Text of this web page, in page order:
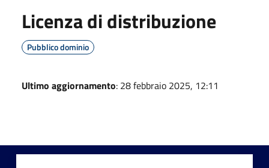
Licenza di distribuzione
Pubblico dominio
Ultimo aggiornamento: 28 febbraio 2025, 12:11